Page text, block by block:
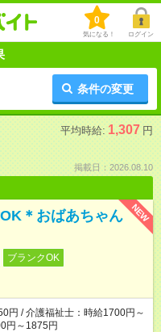
0
気になる！ ログイン
条件の変更
平均時給: 1,307 円
掲載日：2026.08.10
NEW
＊おばあちゃん
ブランクOK
円 / 介護福祉士：時給1700円～
円～1875円